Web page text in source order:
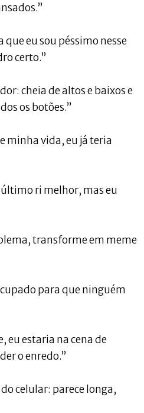
eu sou péssimo nesse
certo.”
cheia de altos e baixos e
os botões.”
minha vida, eu já teria
ri melhor, mas eu
transforme em meme
para que ninguém
eu estaria na cena de
o enredo.”
celular: parece longa,